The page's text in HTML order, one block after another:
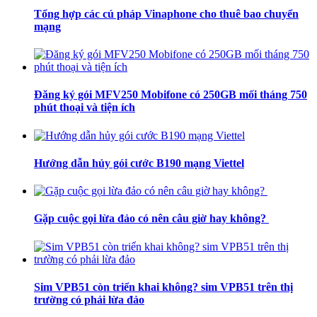
Tổng hợp các cú pháp Vinaphone cho thuê bao chuyển
mạng
Đăng ký gói MFV250 Mobifone có 250GB mối tháng 750
phút thoại và tiện ích
Hướng dẫn hủy gói cước B190 mạng Viettel
Gặp cuộc gọi lừa đảo có nên câu giờ hay không?
Sim VPB51 còn triển khai không? sim VPB51 trên thị
trường có phải lừa đảo